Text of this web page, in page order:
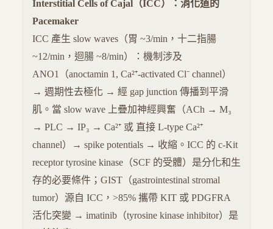
Interstitial Cells of Cajal（ICC）：消化道的
Pacemaker
ICC 產生 slow waves（胃 ~3/min，十二指腸
~12/min，迴腸 ~8/min）：機制涉及
ANO1（anoctamin 1, Ca²⁺-activated Cl⁻ channel）
→ 週期性去極化 → 經 gap junction 傳播到平滑
肌。當 slow wave 上疊加神經興奮（ACh → M₃
→ PLC → IP₃ → Ca²⁺ 或 直接 L-type Ca²⁺
channel）→ spike potentials → 收縮。ICC 的 c-Kit
receptor tyrosine kinase（SCF 的受體）是分化和生
存的必要條件；GIST（gastrointestinal stromal
tumor）源自 ICC，>85% 攜帶 KIT 或 PDGFRA
活化突變 → imatinib（tyrosine kinase inhibitor）是